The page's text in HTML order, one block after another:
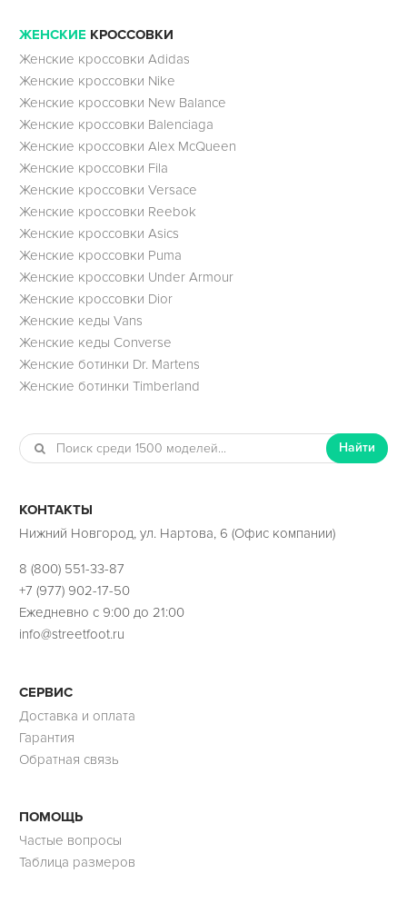
ЖЕНСКИЕ КРОССОВКИ
Женские кроссовки Adidas
Женские кроссовки Nike
Женские кроссовки New Balance
Женские кроссовки Balenciaga
Женские кроссовки Alex McQueen
Женские кроссовки Fila
Женские кроссовки Versace
Женские кроссовки Reebok
Женские кроссовки Asics
Женские кроссовки Puma
Женские кроссовки Under Armour
Женские кроссовки Dior
Женские кеды Vans
Женские кеды Converse
Женские ботинки Dr. Martens
Женские ботинки Timberland
Найти
КОНТАКТЫ
Нижний Новгород, ул. Нартова, 6 (Офис компании)
8 (800) 551-33-87
+7 (977) 902-17-50
Ежедневно с 9:00 до 21:00
info@streetfoot.ru
СЕРВИС
Доставка и оплата
Гарантия
Обратная связь
ПОМОЩЬ
Частые вопросы
Таблица размеров